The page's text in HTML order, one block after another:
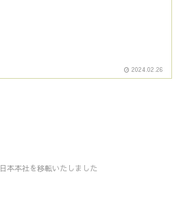
2024.02.26
日本本社を移転いたしました